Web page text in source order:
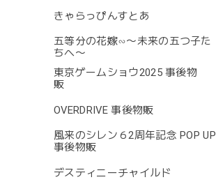
きゃらっぴんすとあ
五等分の花嫁∽〜未来の五つ子た
ちへ〜
東京ゲームショウ2025 事後物
販
OVERDRIVE 事後物販
風来のシレン６2周年記念 POP UP
事後物販
デスティニーチャイルド